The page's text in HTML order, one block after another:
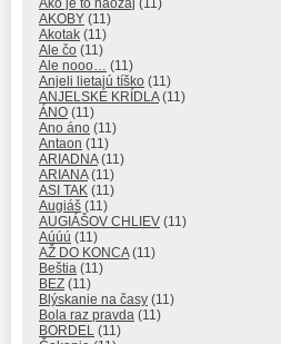
Ako je to naozaj (11)
AKOBY (11)
Akotak (11)
Ale čo (11)
Ale nooo… (11)
Anjeli lietajú tíško (11)
ANJELSKÉ KRÍDLA(11)
ÁNO (11)
Ano áno (11)
Antaon (11)
ARIADNA(11)
ARIANA(11)
ASI TAK (11)
Augiáš (11)
AUGIÁŠOV CHLIEV (11)
Aúúú (11)
AŽ DO KONCA(11)
Beštia (11)
BEZ (11)
Blýskanie na časy (11)
Bola raz pravda (11)
BORDEL (11)